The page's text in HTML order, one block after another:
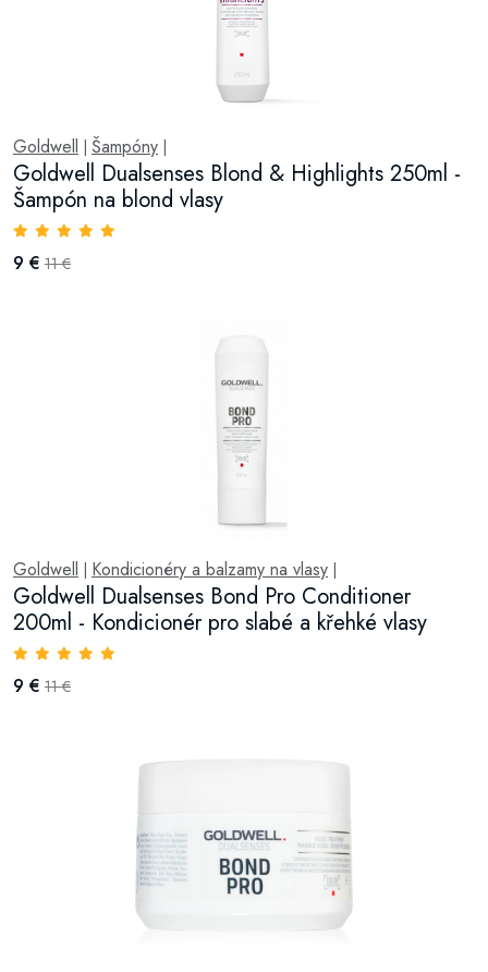
Goldwell Šampóny
Goldwell Dualsenses Blond & Highlights 250ml -
Šampón na blond vlasy
9 € 11 €
Goldwell Kondicionéry a balzamy na vlasy
Goldwell Dualsenses Bond Pro Conditioner
200ml - Kondicionér pro slabé a křehké vlasy
9 € 11 €